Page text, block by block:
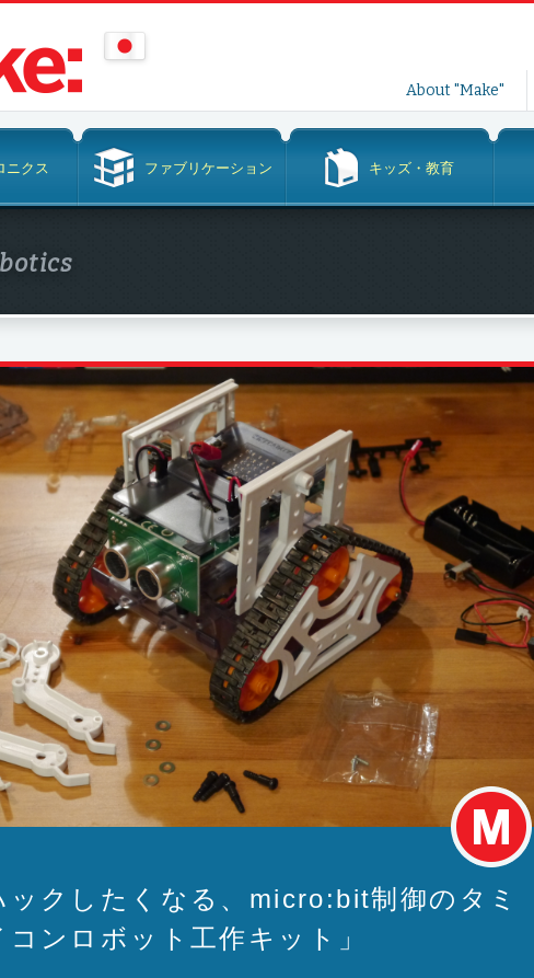
テ
ツ
へ
プ
About "Make"
ニクス ファブリケーション キッズ・教育
ックしたくなる、micro:bit制御のタミ
ンロボット工作キット」